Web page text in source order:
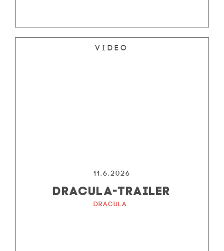
Video
11.6.2026
DRACULA-TRAILER
Dracula